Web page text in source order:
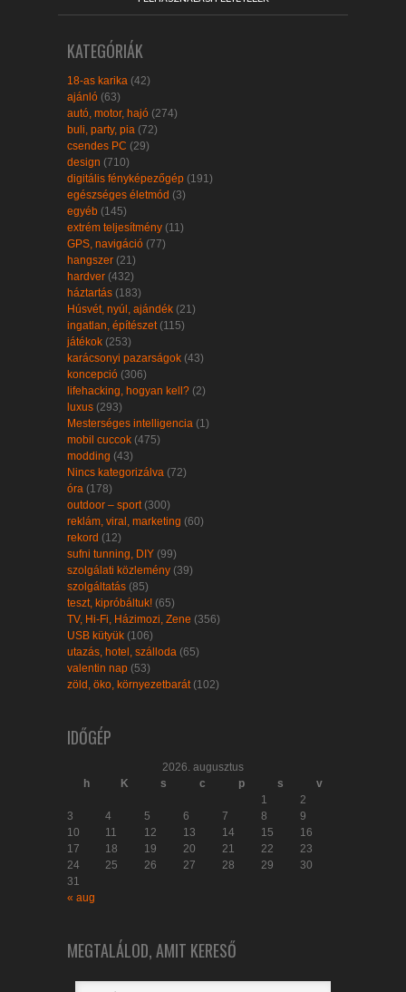
KATEGÓRIÁK
18-as karika (42)
ajánló (63)
autó, motor, hajó (274)
buli, party, pia (72)
csendes PC (29)
design (710)
digitális fényképezőgép (191)
egészséges életmód (3)
egyéb (145)
extrém teljesítmény (11)
GPS, navigáció (77)
hangszer (21)
hardver (432)
háztartás (183)
Húsvét, nyúl, ajándék (21)
ingatlan, építészet(115)
játékok (253)
karácsonyi pazarságok (43)
koncepció (306)
lifehacking, hogyan kell? (2)
luxus (293)
Mesterséges intelligencia (1)
mobil cuccok (475)
modding (43)
Nincs kategorizálva (72)
óra (178)
outdoor – sport(300)
reklám, viral, marketing (60)
rekord (12)
sufni tunning, DIY (99)
szolgálati közlemény (39)
szolgáltatás (85)
teszt, kipróbáltuk! (65)
TV, Hi-Fi, Házimozi, Zene (356)
USB kütyük (106)
utazás, hotel, szálloda (65)
valentin nap (53)
zöld, öko, környezetbarát(102)
IDŐGÉP
2026. augusztus
h
K s c p s
v
1
2
3
4 5 6 7 8
9
10
11 12 13 14 15
16
17
18 19 20 21 22
23
24
25 26 27 28 29
30
31
« aug
MEGTALÁLOD, AMIT KERESŐ